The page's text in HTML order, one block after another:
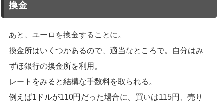
換金
あと、ユーロを換金することに。
換金所はいくつかあるので、適当なところで。自分はみ
ずほ銀行の換金所を利用。
レートをみると結構な手数料を取られる。
例えば1ドルが110円だった場合に、買いは115円、売り